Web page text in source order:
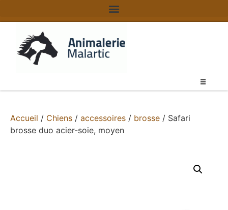
Accueil / Chiens / accessoires / brosse / Safari
brosse duo acier-soie, moyen